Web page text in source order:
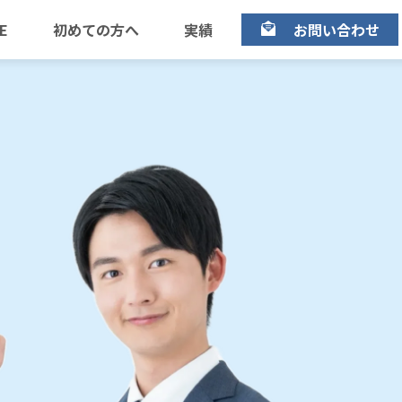
初めての方へ 実績 お問い合わせ